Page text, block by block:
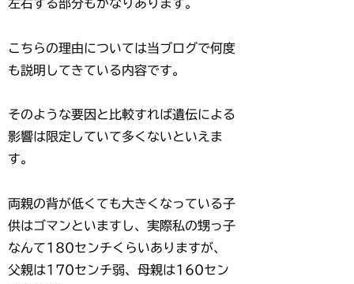
左右する部分もかなりあります。
こちらの理由については当ブログで何度
も説明してきている内容です。
そのような要因と比較すれば遺伝による
影響は限定していて多くないといえま
す。
両親の背が低くても大きくなっている子
供はゴマンといますし、実際私の甥っ子
なんて180センチくらいありますが、
父親は170センチ弱、母親は160セン